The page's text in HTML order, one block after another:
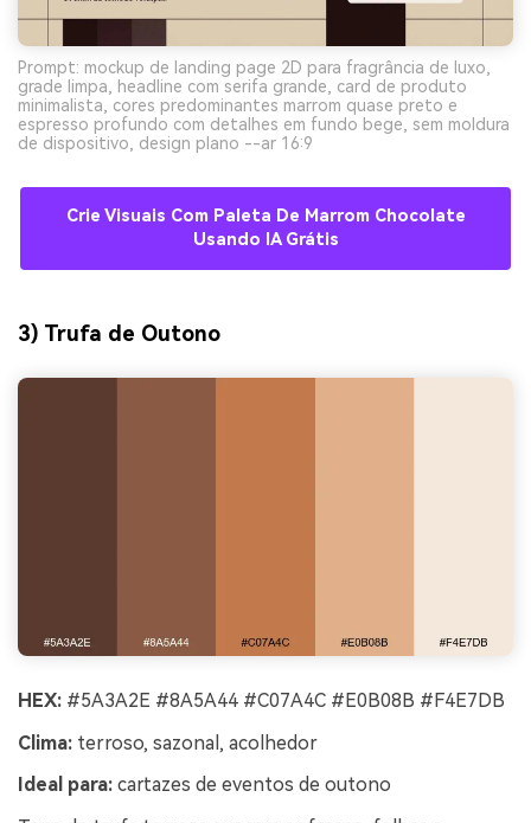
Prompt: mockup de landing page 2D para fragrância de luxo,
grade limpa, headline com serifa grande, card de produto
minimalista, cores predominantes marrom quase preto e
espresso profundo com detalhes em fundo bege, sem moldura
de dispositivo, design plano --ar 16:9
Crie Visuais Com Paleta De Marrom Chocolate
Usando IA Grátis
3) Trufa de Outono
HEX: #5A3A2E #8A5A44 #C07A4C #E0B08B #F4E7DB
Clima: terroso, sazonal, acolhedor
Ideal para: cartazes de eventos de outono